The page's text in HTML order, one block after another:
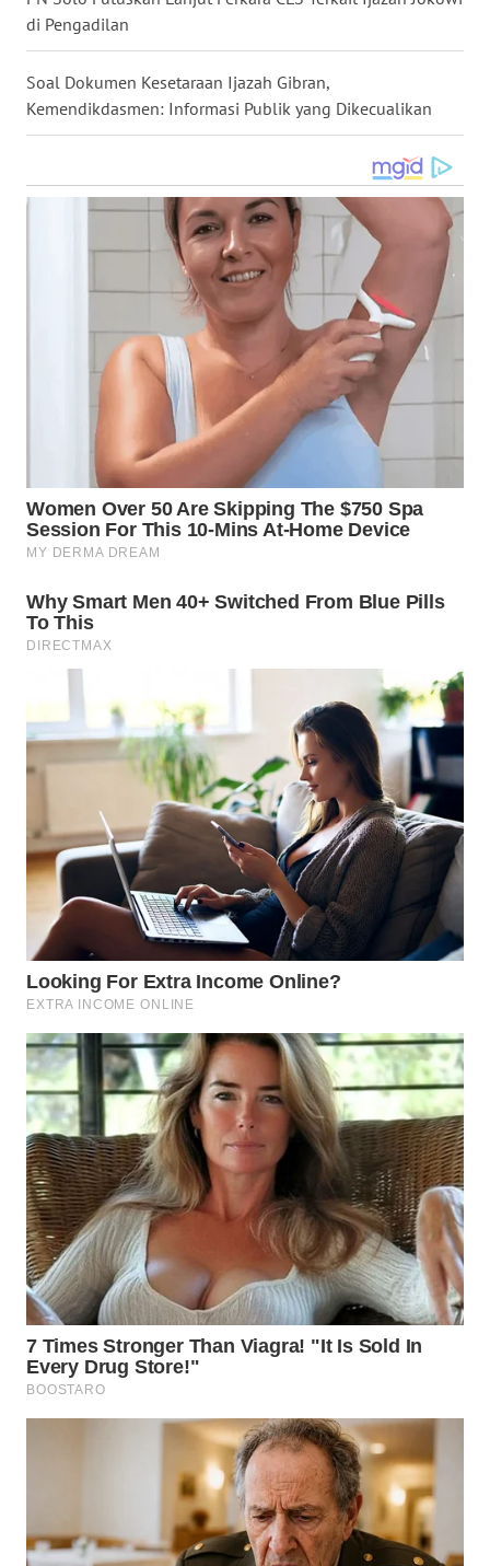
di Pengadilan
Soal Dokumen Kesetaraan Ijazah Gibran,
Kemendikdasmen: Informasi Publik yang Dikecualikan
WN
NUSANTARA
WN
JOGJA
WN
KALBAR
WN
KALTARA
WN
KALSEL
WN
WN
GORONTALO
WN
SULUT
WN
WN
MALUT
WN
DAIRI
WN
DANAU
TOBA
WN
NIAS
TAPANULI
SELATAN